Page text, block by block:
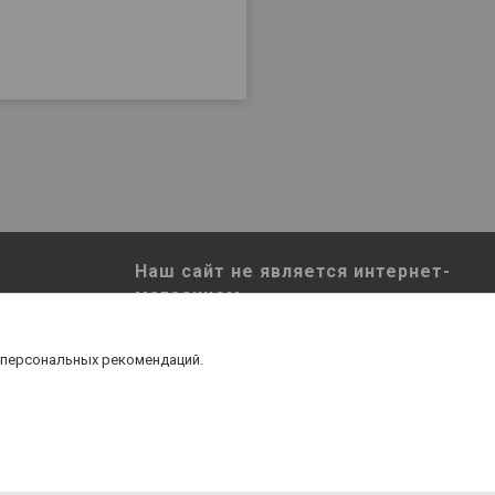
Наш сайт не является интернет-
магазином
информационный характер
рекомендаций.